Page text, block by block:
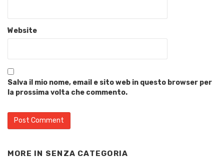
Website
Salva il mio nome, email e sito web in questo browser per
la prossima volta che commento.
MORE IN SENZA CATEGORIA